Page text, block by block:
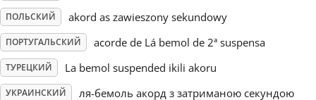
简体中文
繁體中文
ПОЛЬСКИЙ akord as zawieszony sekundowy
ПОРТУГАЛЬСКИЙ acorde de Lá bemol de 2ª suspensa
ТУРЕЦКИЙ La bemol suspended ikili akoru
УКРАИНСКИЙ ля-бемоль акорд з затриманою секундою